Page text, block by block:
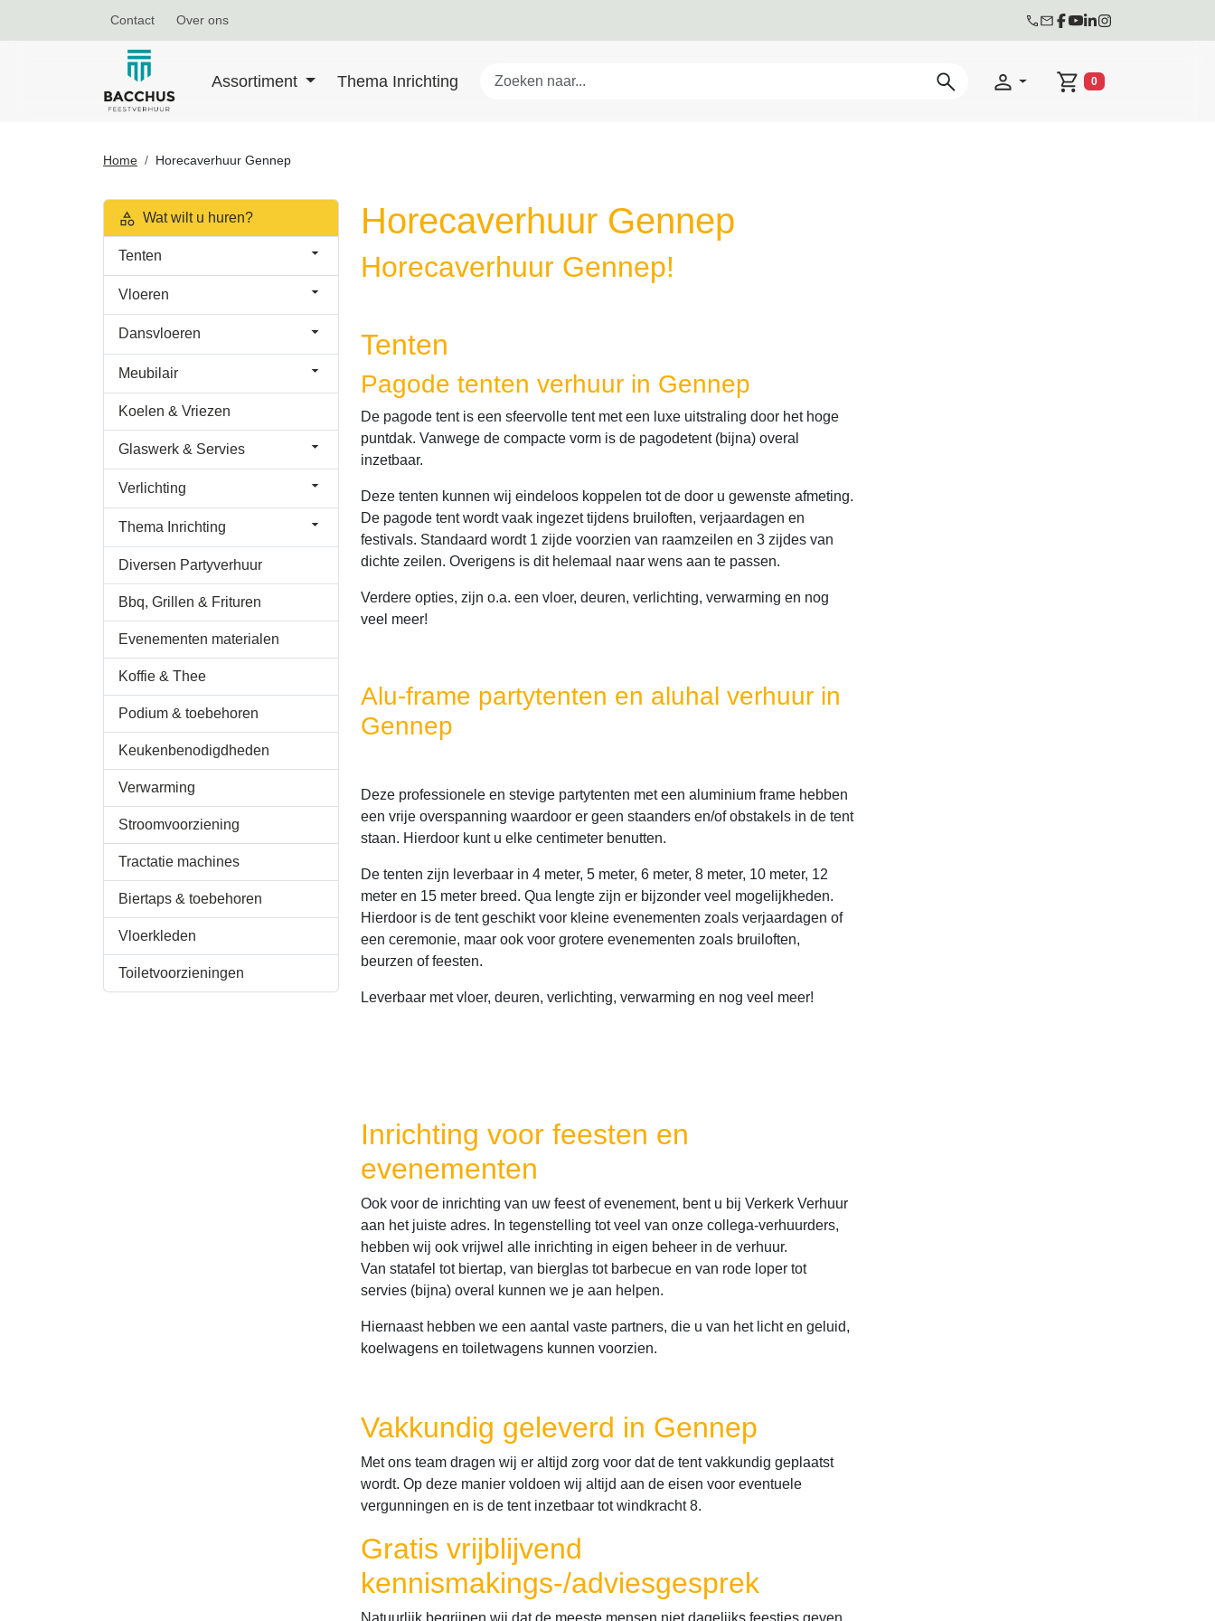
Contact Over ons
Assortiment Thema Inrichting
Winkelwagen
0
Home Horecaverhuur Gennep
Wat wilt u huren?
Tenten
Vloeren
Dansvloeren
Meubilair
Koelen & Vriezen
Glaswerk & Servies
Verlichting
Thema Inrichting
Diversen Partyverhuur
Bbq, Grillen & Frituren
Evenementen materialen
Koffie & Thee
Podium & toebehoren
Keukenbenodigdheden
Verwarming
Stroomvoorziening
Tractatie machines
Biertaps & toebehoren
Vloerkleden
Toiletvoorzieningen
Horecaverhuur Gennep
Horecaverhuur Gennep!
Tenten
Pagode tenten verhuur in Gennep
De pagode tent is een sfeervolle tent met een luxe uitstraling door het hoge
puntdak. Vanwege de compacte vorm is de pagodetent (bijna) overal
inzetbaar.
Deze tenten kunnen wij eindeloos koppelen tot de door u gewenste afmeting.
De pagode tent wordt vaak ingezet tijdens bruiloften, verjaardagen en
festivals. Standaard wordt 1 zijde voorzien van raamzeilen en 3 zijdes van
dichte zeilen. Overigens is dit helemaal naar wens aan te passen.
Verdere opties, zijn o.a. een vloer, deuren, verlichting, verwarming en nog
veel meer!
Alu-frame partytenten en aluhal verhuur in
Gennep
Deze professionele en stevige partytenten met een aluminium frame hebben
een vrije overspanning waardoor er geen staanders en/of obstakels in de tent
staan. Hierdoor kunt u elke centimeter benutten.
De tenten zijn leverbaar in 4 meter, 5 meter, 6 meter, 8 meter, 10 meter, 12
meter en 15 meter breed. Qua lengte zijn er bijzonder veel mogelijkheden.
Hierdoor is de tent geschikt voor kleine evenementen zoals verjaardagen of
een ceremonie, maar ook voor grotere evenementen zoals bruiloften,
beurzen of feesten.
Leverbaar met vloer, deuren, verlichting, verwarming en nog veel meer!
Inrichting voor feesten en
evenementen
Ook voor de inrichting van uw feest of evenement, bent u bij Verkerk Verhuur
aan het juiste adres. In tegenstelling tot veel van onze collega-verhuurders,
hebben wij ook vrijwel alle inrichting in eigen beheer in de verhuur.
Van statafel tot biertap, van bierglas tot barbecue en van rode loper tot
servies (bijna) overal kunnen we je aan helpen.
Hiernaast hebben we een aantal vaste partners, die u van het licht en geluid,
koelwagens en toiletwagens kunnen voorzien.
Vakkundig geleverd in Gennep
Met ons team dragen wij er altijd zorg voor dat de tent vakkundig geplaatst
wordt. Op deze manier voldoen wij altijd aan de eisen voor eventuele
vergunningen en is de tent inzetbaar tot windkracht 8.
Gratis vrijblijvend
kennismakings-/adviesgesprek
Natuurlijk begrijpen wij dat de meeste mensen niet dagelijks feestjes geven